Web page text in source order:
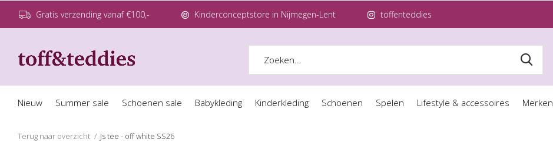
Nieuw Summer sale Schoenen sale Babykleding Kinderkleding Schoenen Spelen Lifestyle & accessoires Merken
Gratis verzending vanaf €100,- Kinderconceptstore in Nijmegen-Lent toffenteddies
Terug naar overzicht Js tee - off white SS26